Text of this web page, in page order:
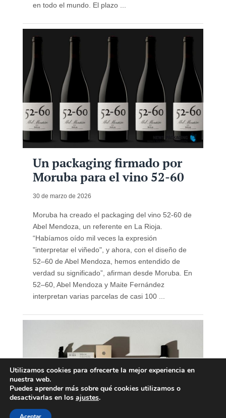
en todo el mundo. El plazo ...
Un packaging firmado por
Moruba para el vino 52-60
30 de marzo de 2026
Moruba ha creado el packaging del vino 52-60 de
Abel Mendoza, un referente en La Rioja.
“Habíamos oído mil veces la expresión
"interpretar el viñedo", y ahora, con el diseño de
52–60 de Abel Mendoza, hemos entendido de
verdad su significado”, afirman desde Moruba. En
52–60, Abel Mendoza y Maite Fernández
interpretan varias parcelas de casi 100 ...
Utilizamos cookies para ofrecerte la mejor experiencia en
nuestra web.
Puedes aprender más sobre qué cookies utilizamos o
desactivarlas en los ajustes.